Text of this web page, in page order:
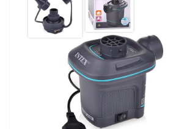
плотики
и нарукавники